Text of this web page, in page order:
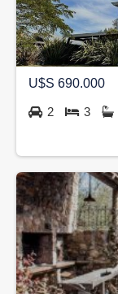
U$S 690.000
2 3